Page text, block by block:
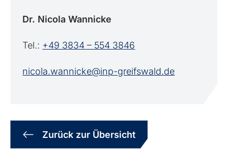
Dr. Nicola Wannicke
Tel.: +49 3834 – 554 3846
nicola.wannicke@inp-greifswald.de
Zurück zur Übersicht